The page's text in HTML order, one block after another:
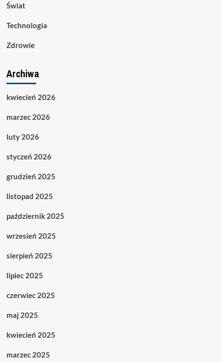
Świat
Technologia
Zdrowie
Archiwa
kwiecień 2026
marzec 2026
luty 2026
styczeń 2026
grudzień 2025
listopad 2025
październik 2025
wrzesień 2025
sierpień 2025
lipiec 2025
czerwiec 2025
maj 2025
kwiecień 2025
marzec 2025